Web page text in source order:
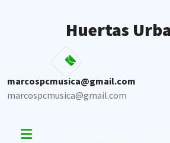
Huertas
marcospcmusica@gmail.com
marcospcmusica@gmail.com